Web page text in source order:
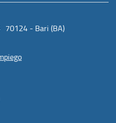
70124 - Bari (BA)